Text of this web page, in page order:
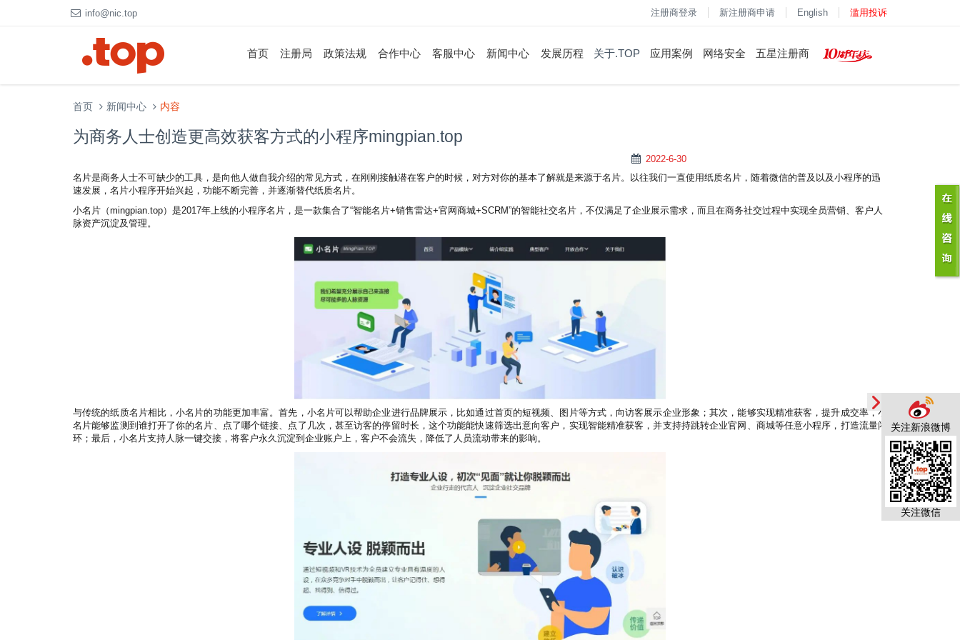
info@nic.top 注册商登录 新注册商申请 English 滥用投诉
首页 注册局 政策法规 合作中心 客服中心 新闻中心 发展历程 关于.TOP 应用案例 网络安全 五星注册商
关注新浪微博
关注微信
首页 新闻中心 内容
为商务人士创造更高效获客方式的小程序mingpian.top
2022-6-30
名片是商务人士不可缺少的工具，是向他人做自我介绍的常见方式，在刚刚接触潜在客户的时候，对方对你的基本了解就是来源于名片。以往我们一直使用纸质名片，随着微信的普及以及小程序的迅
速发展，名片小程序开始兴起，功能不断完善，并逐渐替代纸质名片。
小名片（mingpian.top）是2017年上线的小程序名片，是一款集合了“智能名片+销售雷达+官网商城+SCRM”的智能社交名片，不仅满足了企业展示需求，而且在商务社交过程中实现全员营销、客户人
脉资产沉淀及管理。
与传统的纸质名片相比，小名片的功能更加丰富。首先，小名片可以帮助企业进行品牌展示，比如通过首页的短视频、图片等方式，向访客展示企业形象；其次，能够实现精准获客，提升成交率，小
名片能够监测到谁打开了你的名片、点了哪个链接、点了几次，甚至访客的停留时长，这个功能能快速筛选出意向客户，实现智能精准获客，并支持持跳转企业官网、商城等任意小程序，打造流量闭
环；最后，小名片支持人脉一键交接，将客户永久沉淀到企业账户上，客户不会流失，降低了人员流动带来的影响。